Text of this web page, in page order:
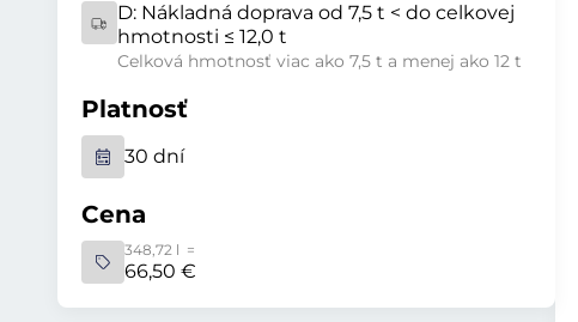
D: Nákladná doprava od 7,5 t < do celkovej
hmotnosti ≤ 12,0 t
Celková hmotnosť viac ako 7,5 t a menej ako 12 t
Platnosť
30 dní
Cena
348,72 l =
66,50 €